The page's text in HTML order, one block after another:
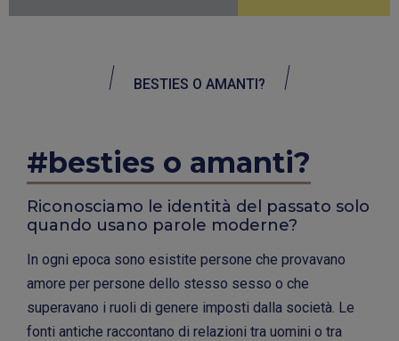
BESTIES O AMANTI?
#besties o amanti?
Riconosciamo le identità del passato solo
quando usano parole moderne?
In ogni epoca sono esistite persone che provavano
amore per persone dello stesso sesso o che
superavano i ruoli di genere imposti dalla società. Le
fonti antiche raccontano di relazioni tra uomini o tra